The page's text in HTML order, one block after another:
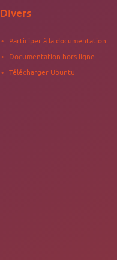
à une solution
utilise environ de 15 à
est aussi très bien
décorations de
continue très
l'avancement du projet
sur le
»
implémentation de
Divers
Participer à la documentation
Documentation hors ligne
Télécharger Ubuntu